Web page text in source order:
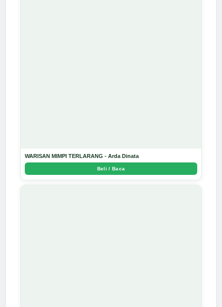
WARISAN MIMPI TERLARANG - Arda Dinata
Beli / Baca